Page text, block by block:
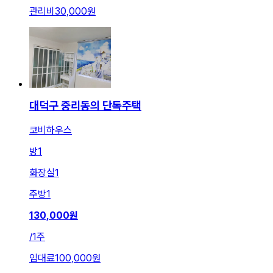
관리비 30,000원
대덕구 중리동의 단독주택
코비하우스
방1
화장실1
주방1
130,000원
/1주
임대료100,000원